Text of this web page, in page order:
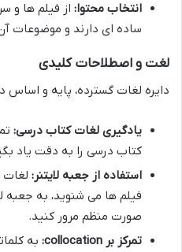
انتخاب محتوا: از فیلم ها و
ساده ای دارند و موضوعات
لغت و اصطلاحات کلیدی
دایره لغات گسترده، پایه و
یادگیری لغات کتاب درسی:
کتاب درسی را به دقت یاد
استفاده از جعبه لایتنر: لغات
فیلم ها می شنوید، به جعبه
صورت منظم مرور کنید.
تمرکز بر collocation:
به